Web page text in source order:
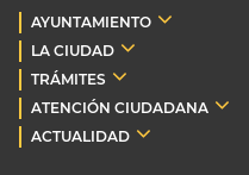
AYUNTAMIENTO
LA CIUDAD
TRÁMITES
ATENCIÓN CIUDADANA
ACTUALIDAD